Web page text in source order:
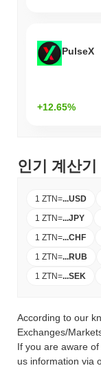
PulseX
+12.65%
인기 계산기
1 ZTN=...USD
1 ZTN=...JPY
1 ZTN=...CHF
1 ZTN=...RUB
1 ZTN=...SEK
According to our
Exchanges/
If you are aware
us information via